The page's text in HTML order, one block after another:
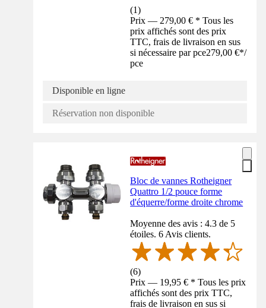
(1)
Prix — 279,00 € * Tous les
prix affichés sont des prix
TTC, frais de livraison en sus
si nécessaire par pce279,00 €*/
pce
Disponible en ligne
Réservation non disponible
Bloc de vannes Rotheigner
Quattro 1/2 pouce forme
d'équerre/forme droite chrome
Moyenne des avis : 4.3 de 5
étoiles. 6 Avis clients.
(6)
Prix — 19,95 € * Tous les prix
affichés sont des prix TTC,
frais de livraison en sus si